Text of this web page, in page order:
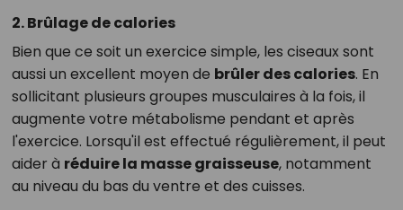
2.Brûlage de calories
Bien que ce soit un exercice simple, les ciseaux sont
aussi un excellent moyen de brûler des calories. En
sollicitant plusieurs groupes musculaires à la fois, il
augmente votre métabolisme pendant et après
l'exercice. Lorsqu'il est effectué régulièrement, il peut
aider à réduire la masse graisseuse, notamment
au niveau du bas du ventre et des cuisses.